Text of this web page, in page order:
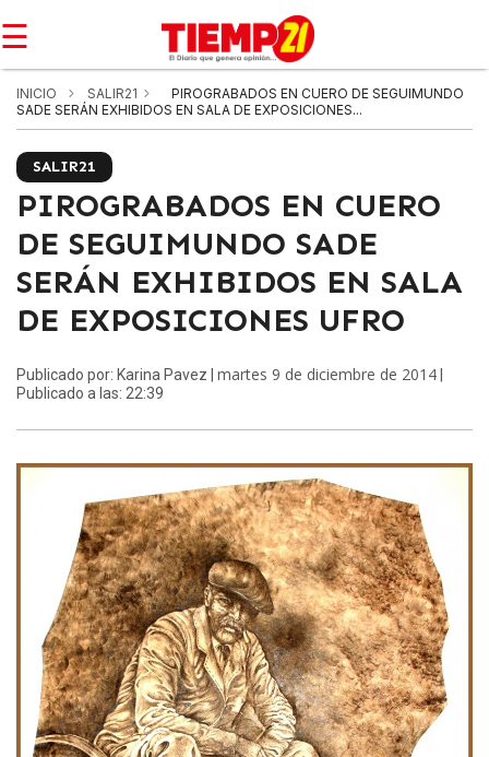
☰
INICIO SALIR21
PIROGRABADOS EN CUERO DE SEGUIMUNDO
SADE SERÁN EXHIBIDOS EN SALA DE EXPOSICIONES...
SALIR21
PIROGRABADOS EN CUERO
DE SEGUIMUNDO SADE
SERÁN EXHIBIDOS EN SALA
DE EXPOSICIONES UFRO
Publicado por: Karina Pavez | martes 9 de diciembre de 2014
Publicado a las: 22:39